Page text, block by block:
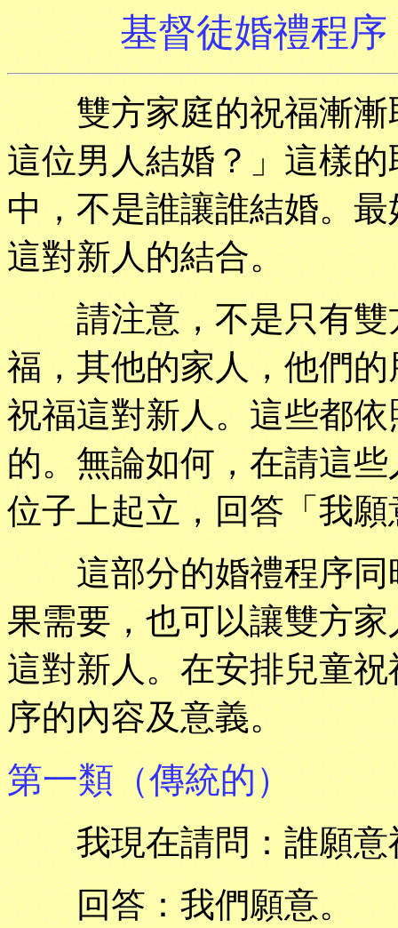
基督徒婚禮程
雙方家庭的祝福漸漸
這位男人結婚？」這樣
中，不是誰讓誰結婚。
這對新人的結合。
請注意，不是只有雙
福，其他的家人，他們
祝福這對新人。這些都
的。無論如何，在請這
位子上起立，回答「我
這部分的婚禮程序同
果需要，也可以讓雙方
這對新人。在安排兒童
序的內容及意義。
第一類（傳統的）
我現在請問：誰願意
回答：我們願意。